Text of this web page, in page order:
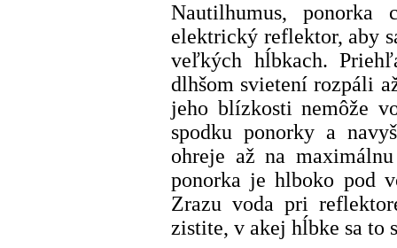
Nautilhumus, ponorka
elektrický reflektor, aby
veľkých hĺbkach.
dlhšom svietení rozpáli
jeho blízkosti nemôže
spodku ponorky a
ohreje až na
ponorka je hlboko pod
Zrazu voda pri
zistite, v akej hĺbke sa to